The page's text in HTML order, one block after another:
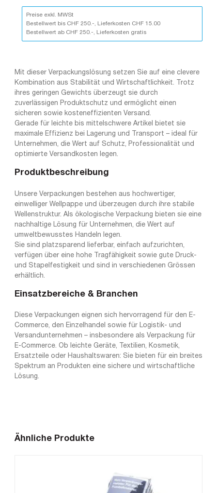
Preise exkl. MWSt
Bestellwert bis CHF 250.-, Lieferkosten CHF 15.00
Bestellwert ab CHF 250.-, Lieferkosten gratis
Mit dieser Verpackungslösung setzen Sie auf eine clevere
Kombination aus Stabilität und Wirtschaftlichkeit. Trotz
ihres geringen Gewichts überzeugt sie durch
zuverlässigen Produktschutz und ermöglicht einen
sicheren sowie kosteneffizienten Versand.
Gerade für leichte bis mittelschwere Artikel bietet sie
maximale Effizienz bei Lagerung und Transport – ideal für
Unternehmen, die Wert auf Schutz, Professionalität und
optimierte Versandkosten legen.
Produktbeschreibung
Unsere Verpackungen bestehen aus hochwertiger,
einwelliger Wellpappe und überzeugen durch ihre stabile
Wellenstruktur. Als ökologische Verpackung bieten sie eine
nachhaltige Lösung für Unternehmen, die Wert auf
umweltbewusstes Handeln legen.
Sie sind platzsparend lieferbar, einfach aufzurichten,
verfügen über eine hohe Tragfähigkeit sowie gute Druck-
und Stapelfestigkeit und sind in verschiedenen Grössen
erhältlich.
Einsatzbereiche & Branchen
Diese Verpackungen eignen sich hervorragend für den E-
Commerce, den Einzelhandel sowie für Logistik- und
Versandunternehmen – insbesondere als Verpackung für
E-Commerce. Ob leichte Geräte, Textilien, Kosmetik,
Ersatzteile oder Haushaltswaren: Sie bieten für ein breites
Spektrum an Produkten eine sichere und wirtschaftliche
Lösung.
Ähnliche Produkte